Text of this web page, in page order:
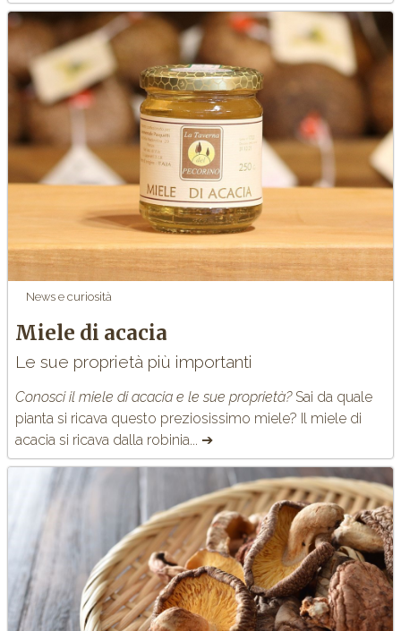
News e curiosità
Miele di acacia
Le sue proprietà più importanti
Conosci il miele di acacia e le sue proprietà?Sai da quale
pianta si ricava questo preziosissimo miele? Il miele di
acacia si ricava dalla robinia... ➔